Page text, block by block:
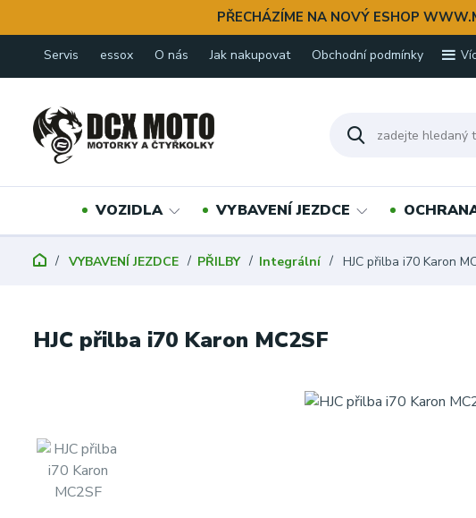
PŘECHÁZÍME NA NOVÝ ESHOP
Servis essox O nás Jak nakupovat Obchodní podmínky
VOZIDLA VYBAVENÍ JEZDCE
VYBAVENÍ JEZDCE PŘILBY Integrální HJC přilba i70 Karon
HJC přilba i70 Karon MC2SF